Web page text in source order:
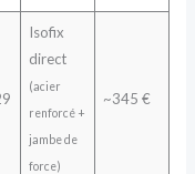
Isofix
direct
(acier
renforcé +
jambe de
force)
~345 €